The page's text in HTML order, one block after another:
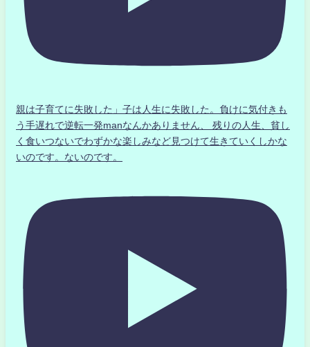
親は子育てに失敗した」子は人生に失敗した。負けに気付きも
う手遅れで逆転一発manなんかありません、 残りの人生、貧し
く食いつないでわずかな楽しみなど見つけて生きていくしかな
いのです。ないのです。